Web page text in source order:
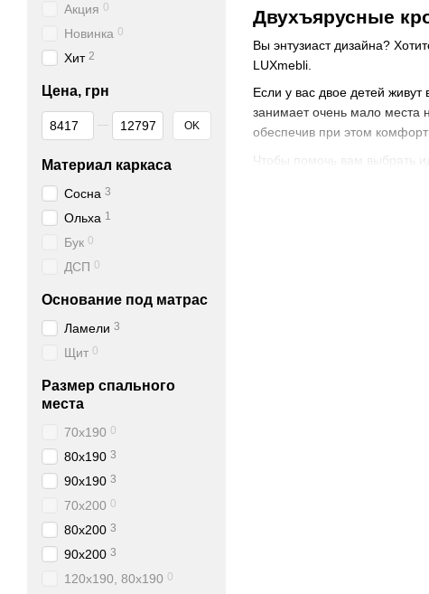
Двухъярусные
Вы энтузиаст дизайна?
LUXmebli.
Если у вас двое детей живут
занимает очень мало места
обеспечив при этом
Чтобы помочь вам выбрать
Акция 0
Новинка 0
Хит 2
Цена, грн
От Цена, грн
До Цена, грн OK
Материал каркаса
Сосна 3
Ольха 1
Бук 0
ДСП 0
Основание под матрас
Ламели 3
Щит 0
Размер спального
места
70x190 0
80x190 3
90x190 3
70x200 0
80x200 3
90x200 3
120x190, 80x190 0